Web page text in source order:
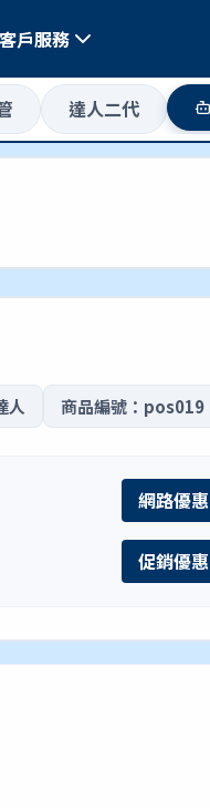
客戶服務
達人二代
人 商品編號：pos019
網路優惠
促銷優惠